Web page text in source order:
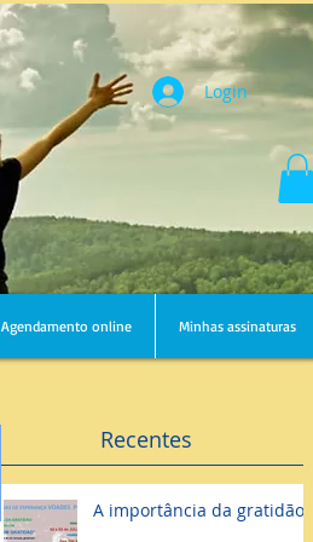
Login
Agendamento online Minhas assinaturas
Recentes
A importância da gratidão